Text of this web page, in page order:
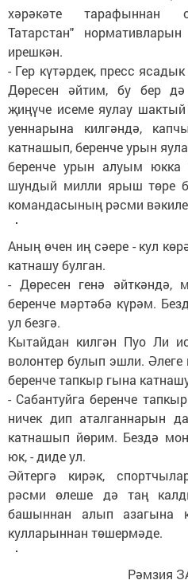
хәрәкәте тарафыннан
Татарстан"
ирешкән.
- Гер күтәрдек, пресс
Дөресен әйтим, бу бер
җиңүче исеме яулау
уеннарына килгәндә,
катнашып, беренче урын
беренче урын алуым юкка
шундый милли ярыш төре
командасының рәсми
Аның өчен иң сәере - кул
катнашу булган.
- Дөресен генә әйткәндә,
беренче мәртәбә күрәм.
ул безгә.
Кытайдан килгән Пуо Ли
волонтер булып эшли.
беренче тапкыр гына
- Сабантуйга беренче
ничек дип аталганнарын
катнашып йөрим. Бездә
юк, - диде ул.
Әйтергә кирәк,
рәсми өлеше дә таң
башыннан алып азагына
кулларыннан төшермәде.
Рәмзия